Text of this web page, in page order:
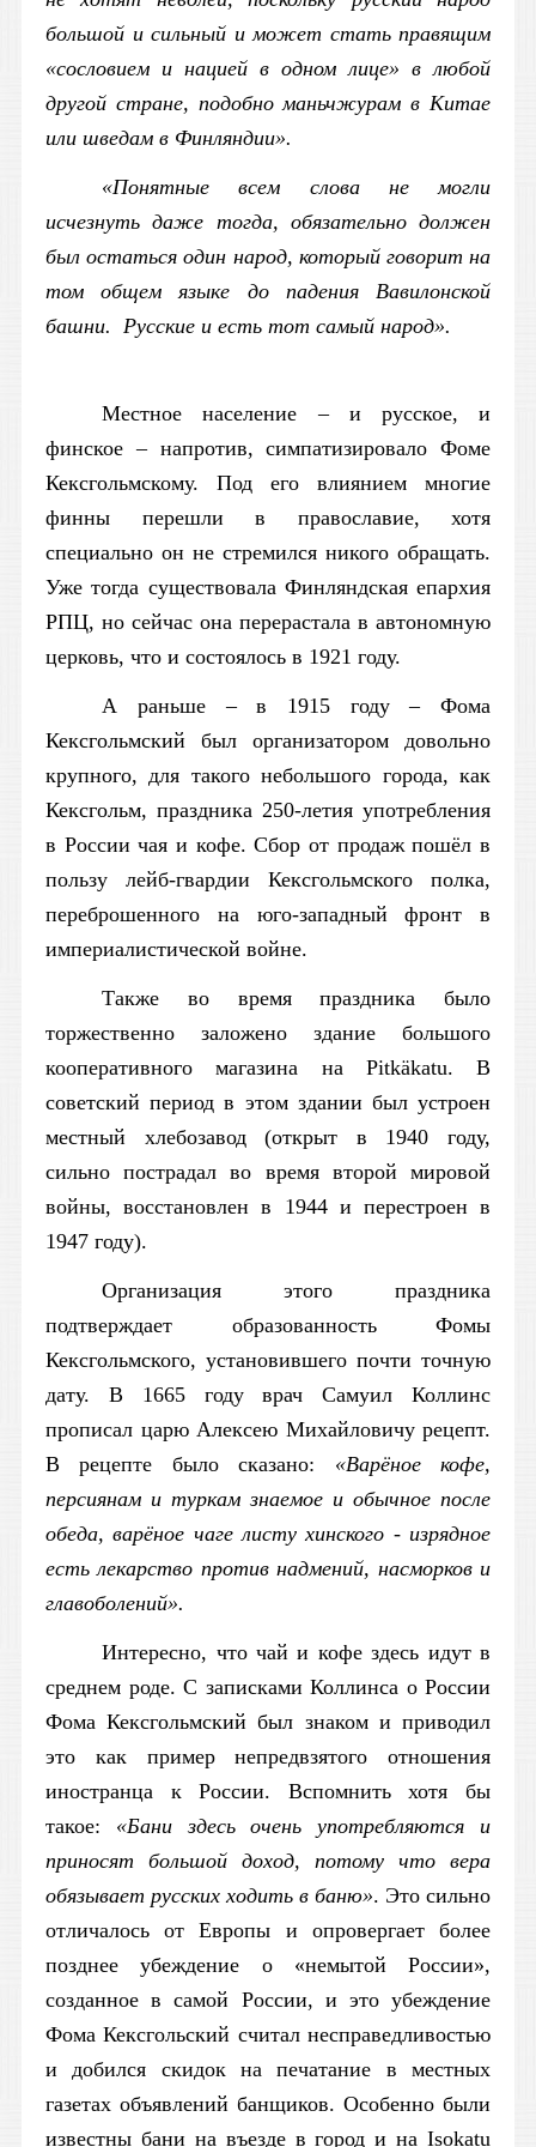
большой и сильный и может стать правящим
«сословием и нацией в одном лице» в любой
другой стране, подобно маньчжурам в Китае
или шведам в Финляндии».
«Понятные всем слова не могли
исчезнуть даже тогда, обязательно должен
был остаться один народ, который говорит на
том общем языке до падения Вавилонской
башни. Русские и есть тот самый народ».
Местное население – и русское, и
финское – напротив, симпатизировало Фоме
Кексгольмскому. Под его влиянием многие
финны перешли в православие, хотя
специально он не стремился никого обращать.
Уже тогда существовала Финляндская епархия
РПЦ, но сейчас она перерастала в автономную
церковь, что и состоялось в 1921 году.
А раньше – в 1915 году – Фома
Кексгольмский был организатором довольно
крупного, для такого небольшого города, как
Кексгольм, праздника 250-летия употребления
в России чая и кофе. Сбор от продаж пошёл в
пользу лейб-гвардии Кексгольмского полка,
переброшенного на юго-западный фронт в
империалистической войне.
Также во время праздника было
торжественно заложено здание большого
кооперативного магазина на Pitkäkatu. В
советский период в этом здании был устроен
местный хлебозавод (открыт в 1940 году,
сильно пострадал во время второй мировой
войны, восстановлен в 1944 и перестроен в
1947 году).
Организация этого праздника
подтверждает образованность Фомы
Кексгольмского, установившего почти точную
дату. В 1665 году врач Самуил Коллинс
прописал царю Алексею Михайловичу рецепт.
В рецепте было сказано: «Варёное кофе,
персиянам и туркам знаемое и обычное после
обеда, варёное чаге листу хинского - изрядное
есть лекарство против надмений, насморков и
главоболений».
Интересно, что чай и кофе здесь идут в
среднем роде. С записками Коллинса о России
Фома Кексгольмский был знаком и приводил
это как пример непредвзятого отношения
иностранца к России. Вспомнить хотя бы
такое: «Бани здесь очень употребляются и
приносят большой доход, потому что вера
обязывает русских ходить в баню». Это сильно
отличалось от Европы и опровергает более
позднее убеждение о «немытой России»,
созданное в самой России, и это убеждение
Фома Кексгольский считал несправедливостью
и добился скидок на печатание в местных
газетах объявлений банщиков. Особенно были
известны бани на въезде в город и на Isokatu